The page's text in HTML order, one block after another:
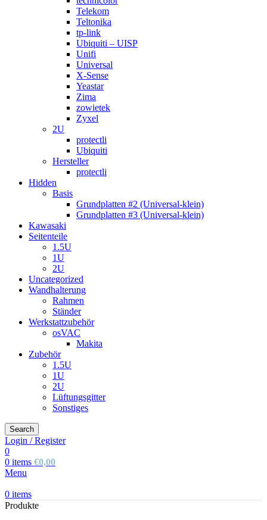
Telekom
Teltonika
tp-link
Ubiquiti – UISP
Unifi
Universal
X-Sense
Yeastar
Zima
zowietek
Zyxel
2U
protectli
Ubiquiti
Hersteller
protectli
Hidden
Basis
Grundplatten #2 (Universal-klein)
Grundplatten #3 (Universal-klein)
Kawasaki
Seitenteile
1.5U
1U
2U
Uncategorized
Wandhalterung
Rahmen
Ständer
Werkstattzubehör
osVAC
Makita
Zubehör
1.5U
1U
2U
Lüftungsgitter
Sonstiges
Search
Login / Register
0
0 items €0,00
Menu
0 items
Produkte